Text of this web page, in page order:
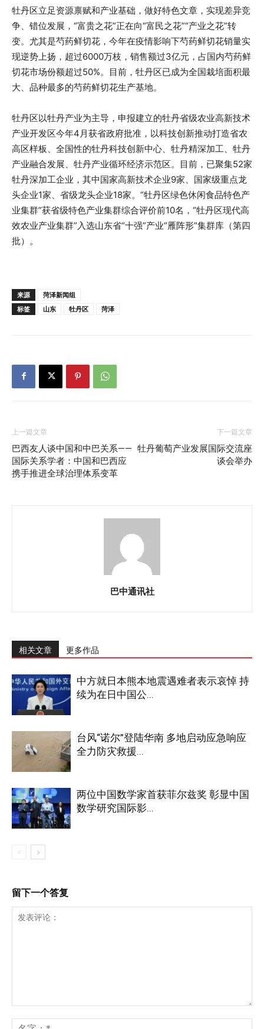
牡丹区立足资源禀赋和产业基础，做好特色文章，实现差异竞
争、错位发展，“富贵之花”正在向“富民之花”“产业之花”转
变。尤其是芍药鲜切花，今年在疫情影响下芍药鲜切花销量实
现逆势上扬，超过6000万枝，销售额过3亿元，占国内芍药鲜
切花市场份额超过50%。目前，牡丹区已成为全国栽培面积最
大、品种最多的芍药鲜切花生产基地。
牡丹区以牡丹产业为主导，申报建立的牡丹省级农业高新技术
产业开发区今年4月获省政府批准，以科技创新推动打造省农
高区样板、全国性的牡丹科技创新中心、牡丹精深加工、牡丹
产业融合发展、牡丹产业循环经济示范区。目前，已聚集52家
牡丹深加工企业，其中国家高新技术企业9家、国家级重点龙
头企业1家、省级龙头企业18家。“牡丹区绿色休闲食品特色产
业集群”获省级特色产业集群综合评价前10名，“牡丹区现代高
效农业产业集群”入选山东省“十强”产业“雁阵形”集群库（第四
批）。
来源
菏泽新闻组
标签
山东 牡丹区 菏泽
上一篇文章
巴西友人谈中国和中巴关系——
国际关系学者：中国和巴西应
携手推进全球治理体系变革
下一篇文章
牡丹葡萄产业发展国际交流座
谈会举办
巴中通讯社
相关文章 更多作品
中方就日本熊本地震遇难者表示哀悼 持
续为在日中国公...
台风“诺尔”登陆华南 多地启动应急响应
全力防灾救援...
两位中国数学家首获菲尔兹奖 彰显中国
数学研究国际影...
留下一个答复